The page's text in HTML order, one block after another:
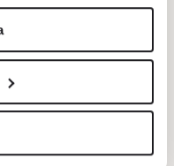
att anpassa innehållet
trafik. Vi
och annan
medier och
samarbetar med.
god dag till
fyra affärsmän
Om man är
är det värsta
fram och frågar